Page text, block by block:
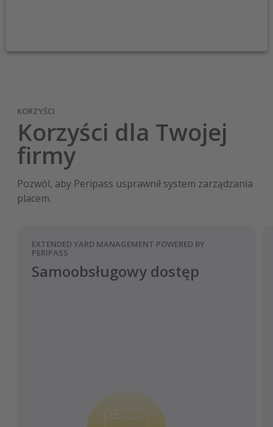
KORZYŚCI
Korzyści dla Twojej
firmy
Pozwól, aby Peripass usprawnił system zarządzania
placem.
EXTENDED YARD MANAGEMENT POWERED BY
PERIPASS
Samoobsługowy dostęp
Przyspieszenie procesów rejestracji.